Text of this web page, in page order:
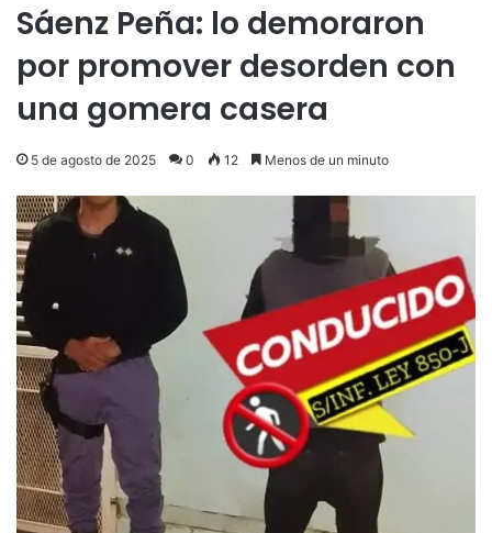
Sáenz Peña: lo demoraron
por promover desorden con
una gomera casera
5 de agosto de 2025 0 12 Menos de un minuto